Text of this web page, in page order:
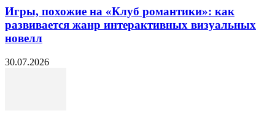
Игры, похожие на «Клуб романтики»: как
развивается жанр интерактивных визуальных
новелл
30.07.2026